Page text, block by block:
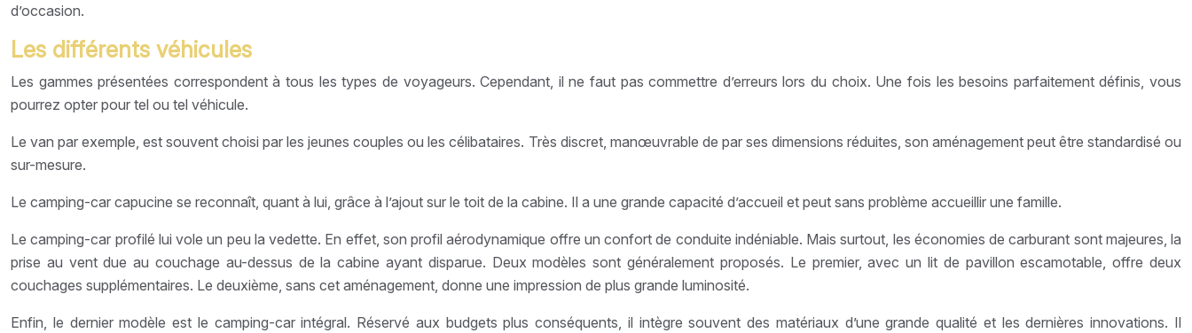
d’occasion.
Les différents véhicules
Les gammes présentées correspondent à tous les types de voyageurs. Cependant, il ne faut pas commettre d’erreurs lors du choix. Une fois les besoins parfaitement définis, vous
pourrez opter pour tel ou tel véhicule.
Le van par exemple, est souvent choisi par les jeunes couples ou les célibataires. Très discret, manœuvrable de par ses dimensions réduites, son aménagement peut être standardisé ou
sur-mesure.
Le camping-car capucine se reconnaît, quant à lui, grâce à l’ajout sur le toit de la cabine. Il a une grande capacité d’accueil et peut sans problème accueillir une famille.
Le camping-car profilé lui vole un peu la vedette. En effet, son profil aérodynamique offre un confort de conduite indéniable. Mais surtout, les économies de carburant sont majeures, la
prise au vent due au couchage au-dessus de la cabine ayant disparue. Deux modèles sont généralement proposés. Le premier, avec un lit de pavillon escamotable, offre deux
couchages supplémentaires. Le deuxième, sans cet aménagement, donne une impression de plus grande luminosité.
Enfin, le dernier modèle est le camping-car intégral. Réservé aux budgets plus conséquents, il intègre souvent des matériaux d’une grande qualité et les dernières innovations. Il